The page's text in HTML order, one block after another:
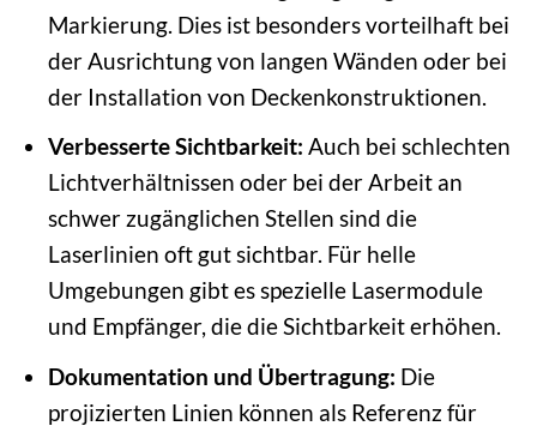
Markierung. Dies ist besonders vorteilhaft bei
der Ausrichtung von langen Wänden oder bei
der Installation von Deckenkonstruktionen.
Verbesserte Sichtbarkeit: Auch bei schlechten
Lichtverhältnissen oder bei der Arbeit an
schwer zugänglichen Stellen sind die
Laserlinien oft gut sichtbar. Für helle
Umgebungen gibt es spezielle Lasermodule
und Empfänger, die die Sichtbarkeit erhöhen.
Dokumentation und Übertragung: Die
projizierten Linien können als Referenz für